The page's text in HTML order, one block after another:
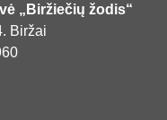
„Biržiečių žodis“
Biržai